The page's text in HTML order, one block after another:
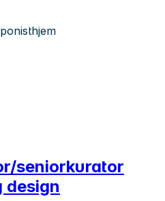
seniorkurator
design